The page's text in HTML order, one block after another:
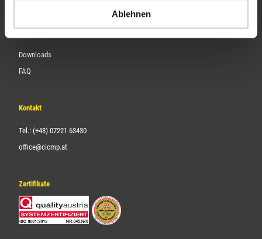
Ablehnen
Downloads
FAQ
Kontakt
Tel.: (+43) 07221 63430
office@cicmp.at
Zertifikate